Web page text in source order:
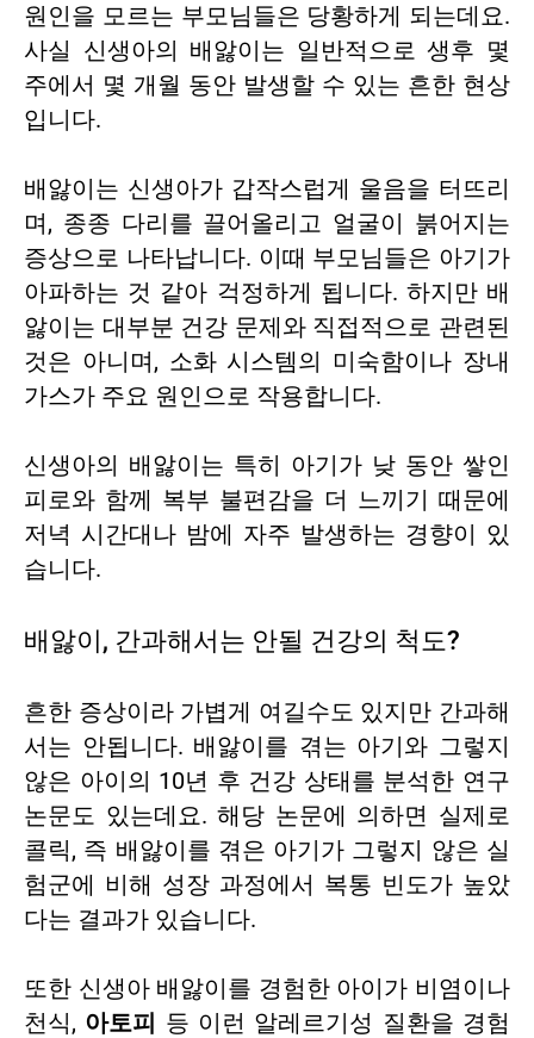
원인을 모르는 부모님들은 당황하게 되는데요.
사실 신생아의 배앓이는 일반적으로 생후 몇
주에서 몇 개월 동안 발생할 수 있는 흔한 현상
입니다.
배앓이는 신생아가 갑작스럽게 울음을 터뜨리
며, 종종 다리를 끌어올리고 얼굴이 붉어지는
증상으로 나타납니다. 이때 부모님들은 아기가
아파하는 것 같아 걱정하게 됩니다. 하지만 배
앓이는 대부분 건강 문제와 직접적으로 관련된
것은 아니며, 소화 시스템의 미숙함이나 장내
가스가 주요 원인으로 작용합니다.
신생아의 배앓이는 특히 아기가 낮 동안 쌓인
피로와 함께 복부 불편감을 더 느끼기 때문에
저녁 시간대나 밤에 자주 발생하는 경향이 있
습니다.
배앓이, 간과해서는 안될 건강의 척도?
흔한 증상이라 가볍게 여길수도 있지만 간과해
서는 안됩니다. 배앓이를 겪는 아기와 그렇지
않은 아이의 10년 후 건강 상태를 분석한 연구
논문도 있는데요. 해당 논문에 의하면 실제로
콜릭, 즉 배앓이를 겪은 아기가 그렇지 않은 실
험군에 비해 성장 과정에서 복통 빈도가 높았
다는 결과가 있습니다.
또한 신생아 배앓이를 경험한 아이가 비염이나
천식, 아토피
등 이런 알레르기성 질환을 경험